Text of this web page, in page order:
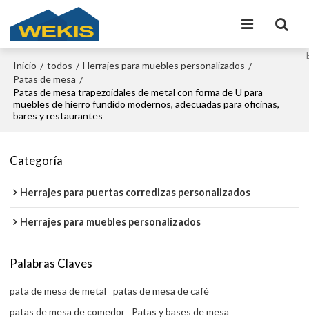
Inicio / todos / Herrajes para muebles personalizados /
Patas de mesa /
Patas de mesa trapezoidales de metal con forma de U para
muebles de hierro fundido modernos, adecuadas para oficinas,
bares y restaurantes
Categoría
Herrajes para puertas corredizas personalizados
Herrajes para muebles personalizados
Palabras Claves
pata de mesa de metal
patas de mesa de café
patas de mesa de comedor
Patas y bases de mesa